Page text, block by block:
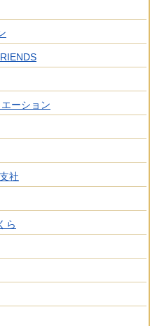
ーション
社
ら